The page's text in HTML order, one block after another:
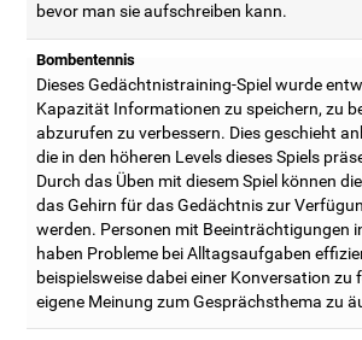
bevor man sie aufschreiben kann.
Bombentennis
Dieses Gedächtnistraining-Spiel wurde
Kapazität Informationen zu speichern, zu
abzurufen zu verbessern. Dies geschieht
die in den höheren Levels dieses Spiels
Durch das Üben mit diesem Spiel können
das Gehirn für das Gedächtnis zur
werden. Personen mit Beeinträchtigungen
haben Probleme bei Alltagsaufgaben
beispielsweise dabei einer Konversation zu
eigene Meinung zum Gesprächsthema zu